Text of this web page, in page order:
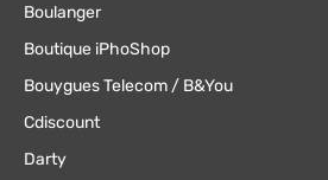
Boulanger
Boutique iPhoShop
Bouygues Telecom / B&You
Cdiscount
Darty